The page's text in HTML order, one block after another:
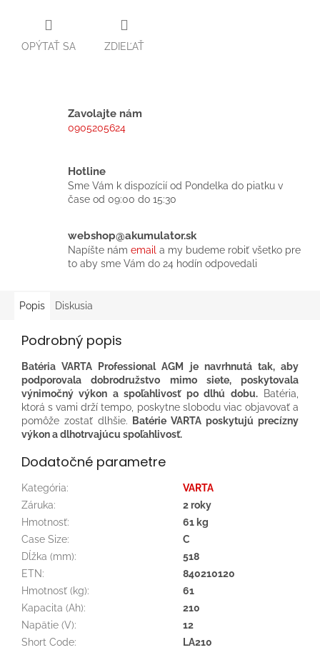
OPÝTAŤ SA ZDIEĽAŤ
Zavolajte nám
0905205624
Hotline
Sme Vám k dispozícií od Pondelka do piatku v
čase od 09:00 do 15:30
webshop@akumulator.sk
Napíšte nám email a my budeme robiť všetko pre
to aby sme Vám do 24 hodín odpovedali
Popis Diskusia
Podrobný popis
Batéria VARTA Professional AGM je navrhnutá tak, aby
podporovala dobrodružstvo mimo siete, poskytovala
výnimočný výkon a spoľahlivosť po dlhú dobu.Batéria,
ktorá s vami drží tempo, poskytne slobodu viac objavovať a
pomôže zostať dlhšie. Batérie VARTA poskytujú precízny
výkon a dlhotrvajúcu spoľahlivosť.
Dodatočné parametre
Kategória:
VARTA
Záruka:
2 roky
Hmotnosť:
61 kg
Case Size:
C
Dĺžka (mm):
518
ETN:
840210120
Hmotnosť (kg):
61
Kapacita (Ah):
210
Napätie (V):
12
Short Code:
LA210